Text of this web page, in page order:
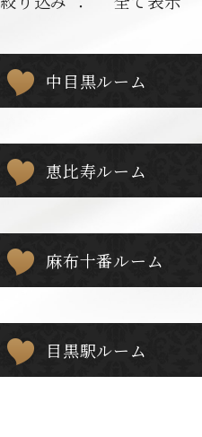
中目黒ルーム
恵比寿ルーム
麻布十番ルーム
目黒駅ルーム